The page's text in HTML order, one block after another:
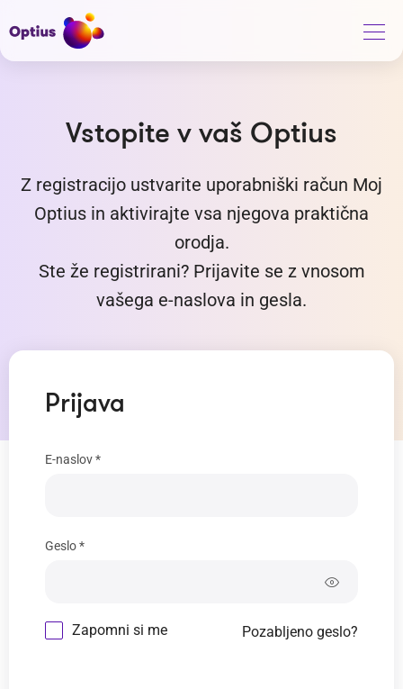
Vstopite v vaš Optius
Z registracijo ustvarite uporabniški račun Moj
Optius in aktivirajte vsa njegova praktična
orodja.
Ste že registrirani? Prijavite se z vnosom
vašega e-naslova in gesla.
Prijava
E-naslov *
Geslo *
Zapomni si me Pozabljeno geslo?